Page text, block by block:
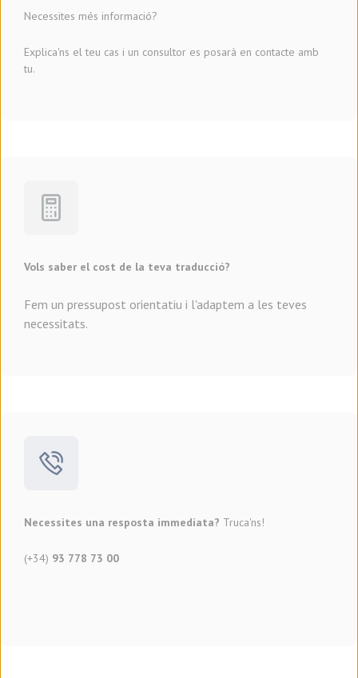
Necessites més informació?
Explica'ns el teu cas i un consultor es posarà en contacte amb
tu.
Vols saber el cost de la teva traducció?
Fem un pressupost orientatiu i l'adaptem a les teves
necessitats.
Necessites una resposta immediata? Truca'ns!
(+34) 93 778 73 00